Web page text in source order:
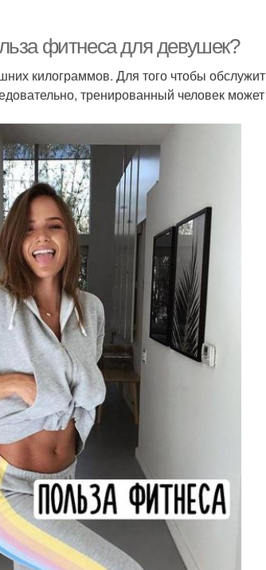
фитнеса для девушек?
килограммов. Для того чтобы
тренированный человек